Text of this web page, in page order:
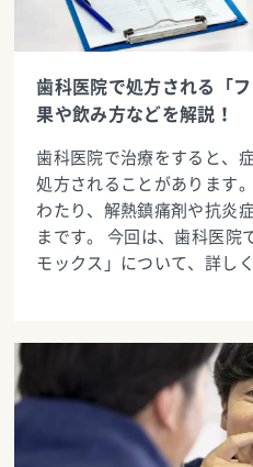
歯科医院で処方される「
果や飲み方などを解説！
歯科医院で治療をすると、
処方されることがあります
わたり、解熱鎮痛剤や抗炎
まです。 今回は、歯科医院
モックス」について、詳し